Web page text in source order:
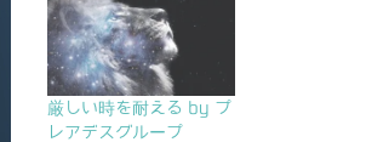
厳しい時を耐える by プ
レアデスグループ